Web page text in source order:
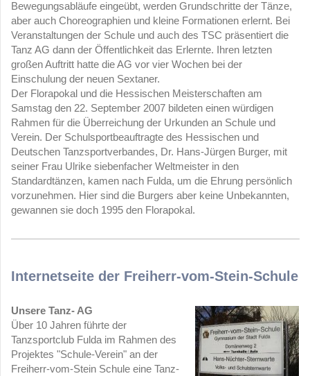
Bewegungsabläufe eingeübt, werden Grundschritte der Tänze,
aber auch Choreographien und kleine Formationen erlernt. Bei
Veranstaltungen der Schule und auch des TSC präsentiert die
Tanz AG dann der Öffentlichkeit das Erlernte. Ihren letzten
großen Auftritt hatte die AG vor vier Wochen bei der
Einschulung der neuen Sextaner.
Der Florapokal und die Hessischen Meisterschaften am
Samstag den 22. September 2007 bildeten einen würdigen
Rahmen für die Überreichung der Urkunden an Schule und
Verein. Der Schulsportbeauftragte des Hessischen und
Deutschen Tanzsportverbandes, Dr. Hans-Jürgen Burger, mit
seiner Frau Ulrike siebenfacher Weltmeister in den
Standardtänzen, kamen nach Fulda, um die Ehrung persönlich
vorzunehmen. Hier sind die Burgers aber keine Unbekannten,
gewannen sie doch 1995 den Florapokal.
Internetseite der Freiherr-vom-Stein-Schule
Unsere Tanz- AG
Über 10 Jahren führte der
Tanzsportclub Fulda im Rahmen des
Projektes "Schule-Verein" an der
Freiherr-vom-Stein Schule eine Tanz-